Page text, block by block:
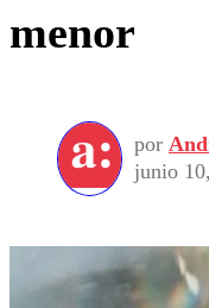
menor
por
junio